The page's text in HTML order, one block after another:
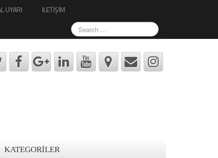
UYARI İLETİŞİM
KATEGORILER